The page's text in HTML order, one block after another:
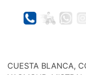
CUESTA BLANCA,